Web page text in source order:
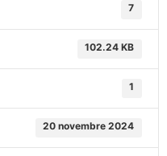
7
102.24 KB
1
20 novembre 2024